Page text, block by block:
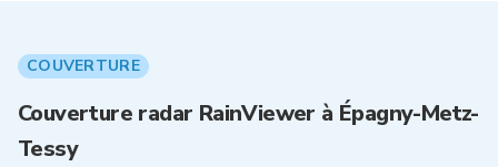
COUVERTURE
Couverture radar RainViewer à Épagny-Metz-
Tessy